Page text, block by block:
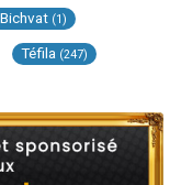
(1)
Téfila (247)